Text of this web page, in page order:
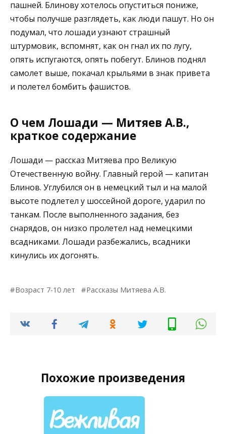
пашней. Блинову хотелось опуститься пониже,
чтобы получше разглядеть, как люди пашут. Но он
подумал, что лошади узнают страшный
штурмовик, вспомнят, как он гнал их по лугу,
опять испугаются, опять побегут. Блинов поднял
самолет выше, покачал крыльями в знак привета
и полетел бомбить фашистов.
О чем Лошади — Митяев А.В.,
краткое содержание
Лошади — рассказ Митяева про Великую
Отечественную войну. Главный герой — капитан
Блинов. Углубился он в немецкий тыл и на малой
высоте подлетел у шоссейной дороге, ударил по
танкам. После выполненного задания, без
снарядов, он низко пролетел над немецкими
всадниками. Лошади разбежались, всадники
кинулись их догонять.
Возраст 7-10 лет Рассказы Митяева А.В.
Похожие произведения